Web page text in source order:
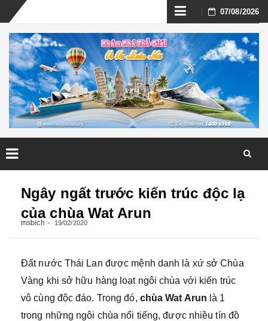
Skip
to
content
07/08/2026
Ngây ngất trước kiến trúc độc lạ
của chùa Wat Arun
msbich 19/02/2020
Đất nước Thái Lan được mệnh danh là xứ sở Chùa
Vàng khi sở hữu hàng loạt ngôi chùa với kiến trúc
vô cùng độc đáo. Trong đó, chùa Wat Arun là 1
trong những ngôi chùa nổi tiếng, được nhiều tín đồ